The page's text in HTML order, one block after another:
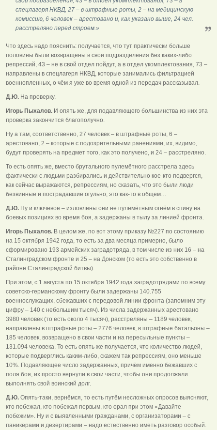
спецлагеря НКВД, 27 – в штрафные роты, 2 – на медицинскую
комиссию, 6 человек – арестовано и, как указано выше, 24 чел.
расстреляно перед строем.»
Что здесь надо пояснить: получается, что тут практически больше
половины были возвращены в свои подразделения без каких-либо
репрессий, 43 – не в свой отдел пойдут, а в отдел укомплектования, 73 –
направлены в спецлагеря НКВД, которые занимались фильтрацией
военнопленных, о чём я уже во время одной из передач рассказывал.
Д.Ю. На проверку.
Игорь Пыхалов. И опять же, для подавляющего большинства из них эта
проверка закончится благополучно.
Ну а там, соответственно, 27 человек – в штрафные роты, 6 –
арестовано, 2 – которые с подозрительными ранениями, их, видимо,
будут проверять на предмет того, как это получено, и 24 – расстреляно.
То есть опять же, вместо брутального пулемётного расстрела здесь
фактически с людьми разбирались и действительно кое-кто подвергся,
как сейчас выражаются, репрессиям, но сказать, что это были люди
безвинные и пострадавшие огульно, это как-то в общем…
Д.Ю. Ну и ключевое – изловлены они не пулемётным огнём в спину на
боевых позициях во время боя, а задержаны в тылу за линией фронта.
Игорь Пыхалов. В целом же, по вот этому приказу №227 по состоянию
на 15 октября 1942 года, то есть за два месяца примерно, было
сформировано 193 армейских заградотряда, в том числе из них 16 – на
Сталинградском фронте и 25 – на Донском (то есть это собственно в
районе Сталинградской битвы).
При этом, с 1 августа по 15 октября 1942 года заградотрядами по всему
советско-германскому фронту были задержаны 140.755
военнослужащих, сбежавших с передовой линии фронта (запомним эту
цифру – 140 с небольшим тысяч). Из числа задержанных арестовано
3980 человек (то есть около 4 тысяч), расстреляны – 1189 человек,
направлены в штрафные роты – 2776 человек, в штрафные батальоны –
185 человек, возвращено в свои части и на пересыльные пункты –
131.094 человека. То есть опять же получается, что количество людей,
которые подверглись каким-либо, скажем так репрессиям, оно меньше
10%. Подавляющее число задержанных, причём именно бежавших с
поля боя, их просто вернули в свои части, чтобы они продолжали
выполнять свой воинский долг.
Д.Ю. Опять-таки, вернёмся, то есть путём несложных опросов выясняют,
кто побежал, кто побежал первым, кто орал при этом «Давайте
побежим». Ну и с выявленными гражданами, с организаторами – с
паникёрами и дезертирами – надо естественно иметь разговор особый.